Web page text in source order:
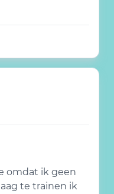
omdat ik geen
te trainen ik